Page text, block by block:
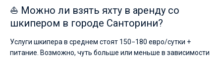
⛵ Можно ли взять яхту в аренду со
шкипером в городе Санторини?
Услуги шкипера в среднем стоят 150−180 евро/сутки +
питание. Возможно, чуть больше или меньше в зависимости